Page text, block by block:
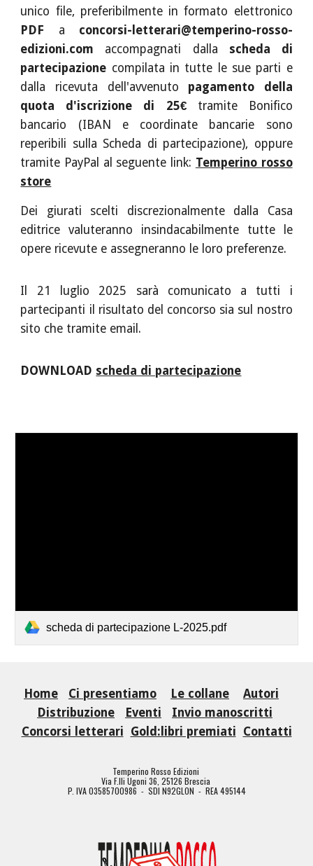
unico file, preferibilmente in formato elettronico
PDF a
concorsi-letterari@temperino-rosso-
edizioni.com
accompagnati dalla scheda di
partecipazione compilata in tutte le sue parti e
dalla ricevuta dell'avvenuto pagamento della
quota d'iscrizione di 25€tramite
Bonifico
bancario (IBAN e coordinate bancarie sono
reperibili sulla Scheda di partecipazione), oppure
tramite PayPal al seguente link: Temperino rosso
store
Dei giurati scelti discrezionalmente dalla Casa
editrice valuteranno insindacabilmente tutte le
opere ricevute e assegneranno le loro preferenze.
Il 21 luglio 2025 sarà comunicato a tutti i
partecipanti il risultato del concorso sia sul nostro
sito che tramite email.
DOWNLOAD scheda di partecipazione
scheda di partecipazione L-2025.pdf
Home Ci presentiamo Le collane
Autori
Distribuzione
Eventi
Invio manoscritti
Concorsi letterari Gold:libri premiati Contatti
Temperino Rosso Edizioni
Via F.lli Ugoni 36, 25126 Brescia
P. IVA 03585700986 - SDI N92GLON - REA 495144